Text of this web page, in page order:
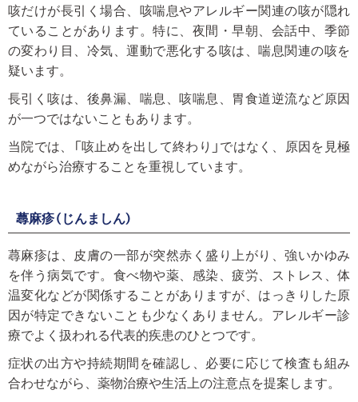
咳だけが長引く場合、咳喘息やアレルギー関連の咳が隠れ
ていることがあります。特に、夜間・早朝、会話中、季節
の変わり目、冷気、運動で悪化する咳は、喘息関連の咳を
疑います。
長引く咳は、後鼻漏、喘息、咳喘息、胃食道逆流など原因
が一つではないこともあります。
当院では、「咳止めを出して終わり」ではなく、原因を見極
めながら治療することを重視しています。
蕁麻疹（じんましん）
蕁麻疹は、皮膚の一部が突然赤く盛り上がり、強いかゆみ
を伴う病気です。食べ物や薬、感染、疲労、ストレス、体
温変化などが関係することがありますが、はっきりした原
因が特定できないことも少なくありません。アレルギー診
療でよく扱われる代表的疾患のひとつです。
症状の出方や持続期間を確認し、必要に応じて検査も組み
合わせながら、薬物治療や生活上の注意点を提案します。